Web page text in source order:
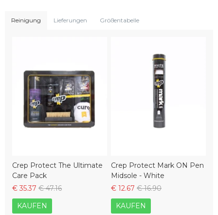
Reinigung Lieferungen Größentabelle
Crep Protect The Ultimate
Care Pack
€ 35.37 € 47.16
KAUFEN
Crep Protect Mark ON Pen
Midsole - White
€ 12.67 € 16.90
KAUFEN